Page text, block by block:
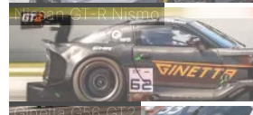
Nissan GT-R Nismo